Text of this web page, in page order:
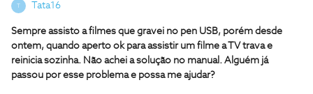
T Tata16
Sempre assisto a filmes que gravei no pen USB, porém desde
ontem, quando aperto ok para assistir um filme a TV trava e
reinicia sozinha. Não achei a solução no manual. Alguém já
passou por esse problema e possa me ajudar?